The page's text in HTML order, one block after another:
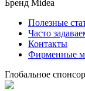
Бренд Midea
Полезные
Часто
Контакты
Фирменные
Глобальное